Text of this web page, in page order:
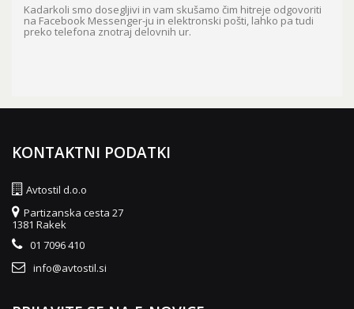
Kadarkoli smo dosegljivi in vam skušamo čim hitreje odgovoriti
na Facebook Messenger-ju in elektronski pošti, lahko pa tudi
preko telefona znotraj delovnih ur.
KONTAKTNI PODATKI
Avtostil d.o.o
Partizanska cesta 27
1381 Rakek
01 7096 410
info@avtostil.si